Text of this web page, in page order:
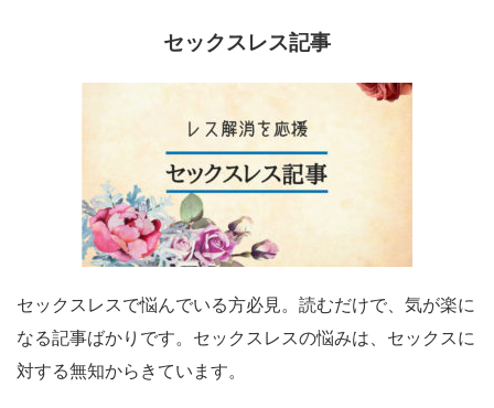
セックスレス記事
セックスレスで悩んでいる方必見。読むだけで、気が楽に
なる記事ばかりです。セックスレスの悩みは、セックスに
対する無知からきています。